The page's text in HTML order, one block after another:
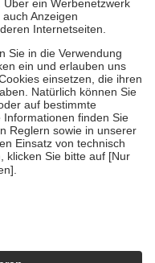
ihre eigene Gesundheit zu
zu unterstützen,
18. Lebensjahr
die von der
um echte Bewertungen
4419944605341